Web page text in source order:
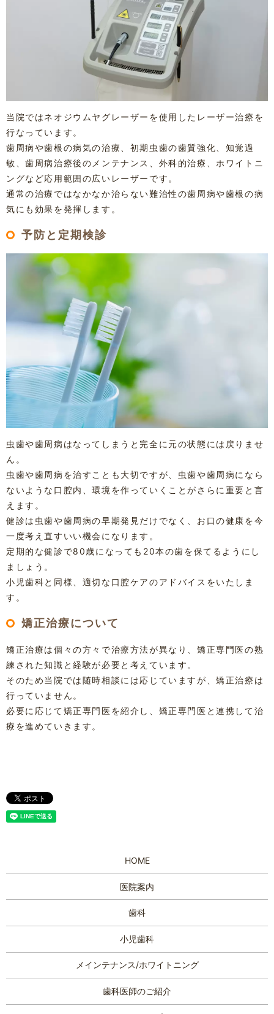
当院ではネオジウムヤグレーザーを使用したレーザー治療を
行なっています。
歯周病や歯根の病気の治療、初期虫歯の歯質強化、知覚過
敏、歯周病治療後のメンテナンス、外科的治療、ホワイトニ
ングなど応用範囲の広いレーザーです。
通常の治療ではなかなか治らない難治性の歯周病や歯根の病
気にも効果を発揮します。
予防と定期検診
虫歯や歯周病はなってしまうと完全に元の状態には戻りませ
ん。
虫歯や歯周病を治すことも大切ですが、虫歯や歯周病になら
ないような口腔内、環境を作っていくことがさらに重要と言
えます。
健診は虫歯や歯周病の早期発見だけでなく、お口の健康を今
一度考え直すいい機会になります。
定期的な健診で80歳になっても20本の歯を保てるようにし
ましょう。
小児歯科と同様、適切な口腔ケアのアドバイスをいたしま
す。
矯正治療について
矯正治療は個々の方々で治療方法が異なり、矯正専門医の熟
練された知識と経験が必要と考えています。
そのため当院では随時相談には応じていますが、矯正治療は
行っていません。
必要に応じて矯正専門医を紹介し、矯正専門医と連携して治
療を進めていきます。
HOME
医院案内
歯科
小児歯科
メインテナンス/ホワイトニング
歯科医師のご紹介